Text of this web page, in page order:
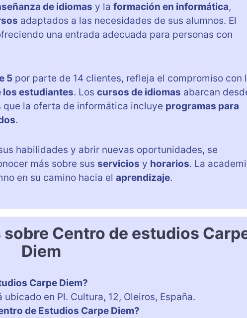
de idiomas y la formación en informática,
adaptados a las necesidades de sus alumnos. El
una entrada adecuada para personas con
5 por parte de 14 clientes, refleja el compromiso con
estudiantes. Los cursos de idiomas abarcan
la oferta de informática incluye programas para
.
habilidades y abrir nuevas oportunidades, se
más sobre sus servicios y horarios. La
en su camino hacia el aprendizaje.
Centro de estudios
Diem
Carpe Diem?
en Pl. Cultura, 12, Oleiros, España.
de Estudios Carpe Diem?